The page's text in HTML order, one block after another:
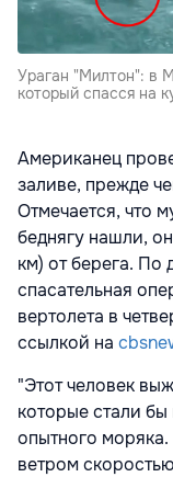
Ураган "Милтон": в
который спасся на
Американец
заливе, прежде
Отмечается, что
беднягу нашли,
км) от берега.
спасательная
вертолета в
ссылкой на
"Этот человек
которые стали
опытного
ветром